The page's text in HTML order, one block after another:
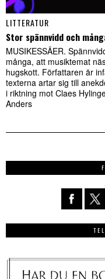
LITTERATUR
Stor spännvidd och
MUSIKESSÄER.
många, att musiktemat
hugskott. Författaren är
texterna artar sig till
i riktning mot Claes
Anders